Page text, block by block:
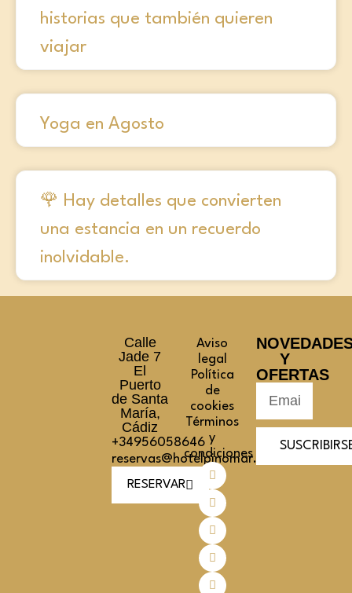
historias que también quieren
viajar
Yoga en Agosto
🌹 Hay detalles que convierten
una estancia en un recuerdo
inolvidable.
Calle
Jade 7
El
Puerto
de Santa
María,
Cádiz
+34956058646
reservas@hotelpinomar.com
RESERVAR
Aviso
legal
Política
de
cookies
Términos
y
condiciones
Y
OFERTAS